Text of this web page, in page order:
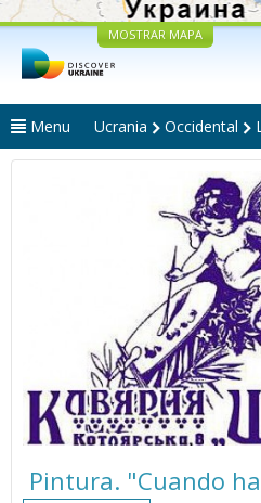
MOSTRAR MAPA
Menu Ucrania Occidental
Pintura. "Cuando